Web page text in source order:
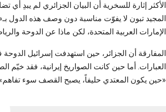
الأكثر إثارة للسخرية أن البيان الجزائري لم يبدِ
المجيد تبون لا يفوّت مناسبة دون وصف هذه الدول
الإمارات العربية المتحدة، لكن ماذا عن الدوحة
العبارات. أما حين كانت الصواريخ إيرانية، فقد
«حين يكون المعتدي حليفاً، يصبح القصف سوء